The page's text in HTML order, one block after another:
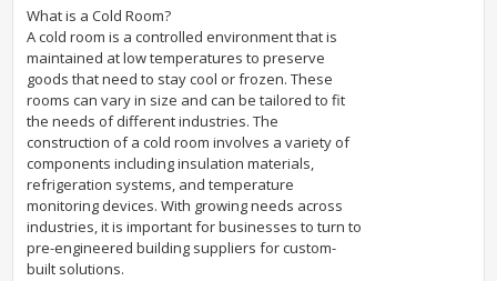
What is a Cold Room?
A cold room is a controlled environment that is
maintained at low temperatures to preserve
goods that need to stay cool or frozen. These
rooms can vary in size and can be tailored to fit
the needs of different industries. The
construction of a cold room involves a variety of
components including insulation materials,
refrigeration systems, and temperature
monitoring devices. With growing needs across
industries, it is important for businesses to turn to
pre-engineered building suppliers for custom-
built solutions.